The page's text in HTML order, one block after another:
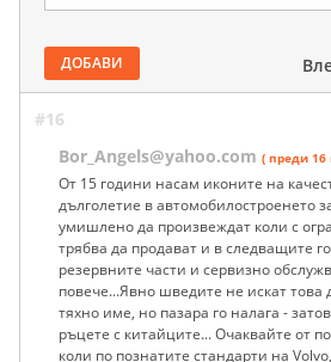
ДОБАВИ
#16
Bor_Angels@yahoo.com ( преди 16
От 15 години насам иконите на
дълголетие в автомобилостроенето
умишлено да произвеждат коли с
трябва да продават и в следващите
резервните части и сервизно
повече...Явно шведите не искат това
тяхно име, но пазара го налага -
ръцете с китайците... Очаквайте от
коли по познатите стандарти на